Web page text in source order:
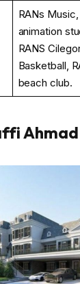
RANs
animation
RANS
Basketball,
beach club.
Ahmad